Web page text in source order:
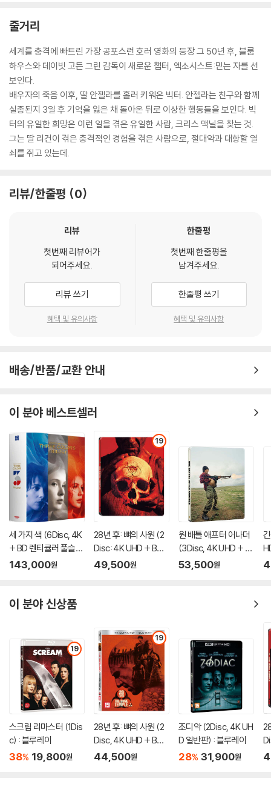
줄거리
세계를 충격에 빠트린 가장 공포스런 호러 영화의 등장 그 50년 후, 블룸
하우스와 데이빗 고든 그린 감독이 새로운 챕터, 엑소시스트:믿는 자를 선
보인다.
배우자의 죽음 이후, 딸 안젤라를 홀러 키워온 빅터. 안젤라는 친구와 함께
실종된지 3일 후 기억을 잃은 채 돌아온 뒤로 이상한 행동들을 보인다. 빅
터의 유일한 희망은 이런 일을 겪은 유일한 사람, 크리스 맥닐을 찾는 것.
그는 딸 리건이 겪은 충격적인 경험을 겪은 사람으로, 절대악과 대항할 열
쇠를 쥐고 있는데.
리뷰/한줄평 0
리뷰
첫번째 리뷰어가
되어주세요.
리뷰 쓰기
혜택 및 유의사항
한줄평
첫번째 한줄평을
남겨주세요.
한줄평 쓰기
혜택 및 유의사항
배송/반품/교환 안내
이 분야 베스트셀러
세 가지 색 (6Disc, 4K
+ BD 렌티큘러 풀슬립
트릴로지 박스 한정판)
143,000원
19
28년 후: 뼈의 사원 (2
Disc: 4K UHD + BD
스틸북 한정판) : 블루
49,500원
원 배틀 애프터 어나더
(3Disc, 4K UHD + B
D + BD Bonus 스틸북
53,500원
이 분야 신상품
19
스크림 리마스터 (1Dis
c) : 블루레이
38% 19,800원
19
28년 후: 뼈의 사원 (2
Disc, 4K UHD + BD
초회한정 슬립케이스
44,500원
조디악 (2Disc, 4K UH
D 일반판) : 블루레이
28% 31,900원